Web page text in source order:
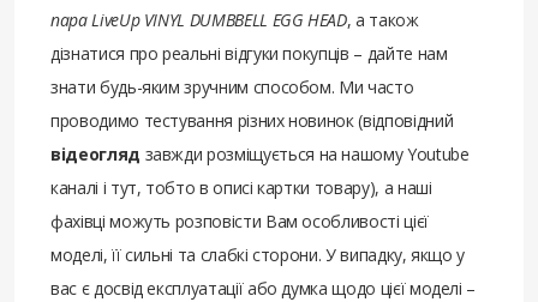
пара LiveUp VINYL DUMBBELL EGG HEAD, а також
дізнатися про реальні відгуки покупців – дайте нам
знати будь-яким зручним способом. Ми часто
проводимо тестування різних новинок (відповідний
відеогляд завжди розміщується на нашому Youtube
каналі і тут, тобто в описі картки товару), а наші
фахівці можуть розповісти Вам особливості цієї
моделі, її сильні та слабкі сторони. У випадку, якщо у
вас є досвід експлуатації або думка щодо цієї моделі –